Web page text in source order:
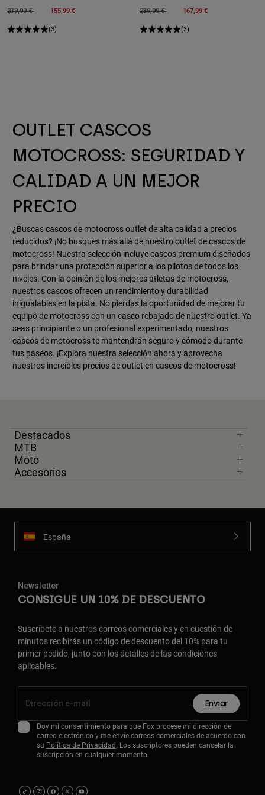
Price reduced from
239,99 €to 155,99 €
(3)
Price reduced from
239,99 €to 167,99 €
(3)
OUTLET CASCOS
MOTOCROSS: SEGURIDAD Y
CALIDAD A UN MEJOR
PRECIO
¿Buscas cascos de motocross outlet de alta calidad a precios
reducidos? ¡No busques más allá de nuestro outlet de cascos de
motocross! Nuestra selección incluye cascos premium diseñados
para brindar una protección superior a los pilotos de todos los
niveles. Con la opinión de los mejores atletas de motocross,
nuestros cascos ofrecen un rendimiento y durabilidad
inigualables en la pista. No pierdas la oportunidad de mejorar tu
equipo de motocross con un casco rebajado de nuestro outlet. Ya
seas principiante o un profesional experimentado, nuestros
cascos de motocross te mantendrán seguro y cómodo durante
tus paseos. ¡Explora nuestra selección ahora y aprovecha
nuestros increíbles precios de outlet en cascos de motocross!
Destacados
MTB
Moto
Accesorios
España
Newsletter
CONSIGUE UN 10% DE DESCUENTO
Suscríbete a nuestros correos comerciales y en cuestión de
minutos recibirás un código de descuento del 10% para tu
primer pedido, junto con los detalles de las condiciones
aplicables.
Enviar
Doy mi consentimiento para que Fox procese mi dirección de
correo electrónico y me envíe correos comerciales de acuerdo con
su Política de Privacidad. Los suscriptores pueden cancelar la
suscripción en cualquier momento.